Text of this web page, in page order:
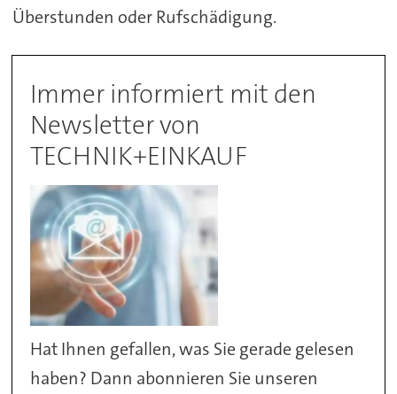
Überstunden oder Rufschädigung.
Immer informiert mit den
Newsletter von
TECHNIK+EINKAUF
Hat Ihnen gefallen, was Sie gerade gelesen
haben? Dann abonnieren Sie unseren